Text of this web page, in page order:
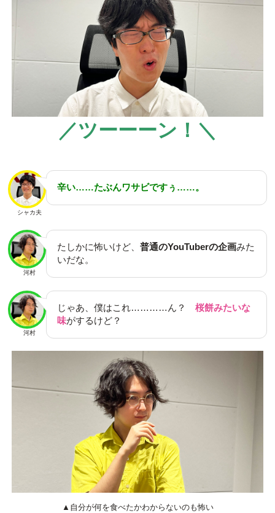
／ツーーーン！＼
シャカ夫
辛い……たぶんワサビですぅ……。
河村
たしかに怖いけど、普通のYouTuberの企画みた
いだな。
河村
じゃあ、僕はこれ…………ん？桜餅みたいな
味がするけど？
▲自分が何を食べたかわからないのも怖い